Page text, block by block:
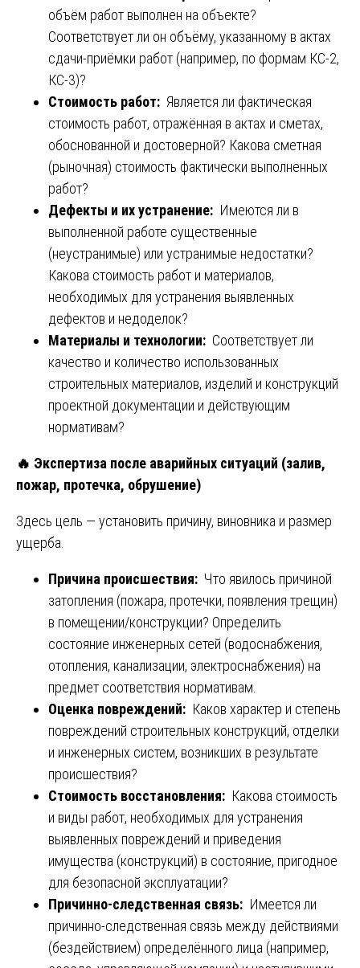
объём работ выполнен на объекте?
Соответствует ли он объёму, указанному в актах
сдачи-приёмки работ (например, по формам КС-2,
КС-3)?
Стоимость работ: Является ли фактическая
стоимость работ, отражённая в актах и сметах,
обоснованной и достоверной? Какова сметная
(рыночная) стоимость фактически выполненных
работ?
Дефекты и их устранение: Имеются ли в
выполненной работе существенные
(неустранимые) или устранимые недостатки?
Какова стоимость работ и материалов,
необходимых для устранения выявленных
дефектов и недоделок?
Материалы и технологии: Соответствует ли
качество и количество использованных
строительных материалов, изделий и конструкций
проектной документации и действующим
нормативам?
🔥 Экспертиза после аварийных ситуаций (залив,
пожар, протечка, обрушение)
Здесь цель — установить причину, виновника и размер
ущерба.
Причина происшествия: Что явилось причиной
затопления (пожара, протечки, появления трещин)
в помещении/конструкции? Определить
состояние инженерных сетей (водоснабжения,
отопления, канализации, электроснабжения) на
предмет соответствия нормативам.
Оценка повреждений: Каков характер и степень
повреждений строительных конструкций, отделки
и инженерных систем, возникших в результате
происшествия?
Стоимость восстановления: Какова стоимость
и виды работ, необходимых для устранения
выявленных повреждений и приведения
имущества (конструкций) в состояние, пригодное
для безопасной эксплуатации?
Причинно-следственная связь: Имеется ли
причинно-следственная связь между действиями
(бездействием) определённого лица (например,